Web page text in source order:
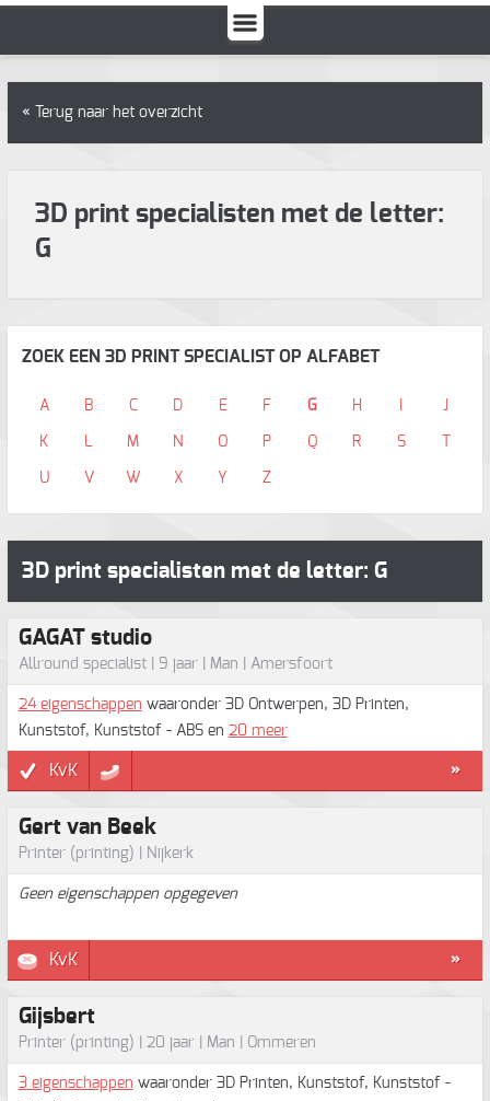
« Terug naar het overzicht
3D print specialisten met de letter:
G
ZOEK EEN 3D PRINT SPECIALIST OP ALFABET
A B C D E F G H J
K L M N O P Q R S
U V W X Y Z
3D print specialisten met de letter: G
GAGAT studio
Allround specialist | 9 jaar | Man | Amersfoort
24 eigenschappen waaronder 3D Ontwerpen, 3D Printen,
Kunststof, Kunststof - ABS en 20 meer
KvK »
Gert van Beek
Printer (printing) | Nijkerk
Geen eigenschappen opgegeven
KvK »
Gijsbert
Printer (printing) | 20 jaar | Man | Ommeren
3 eigenschappen waaronder 3D Printen, Kunststof, Kunststof -